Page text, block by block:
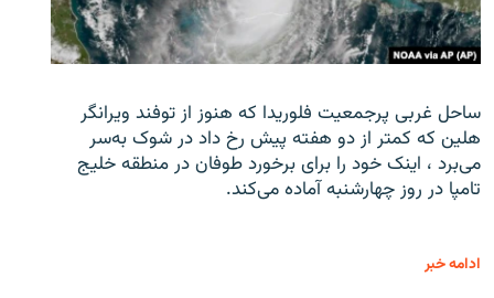
ساحل غربی پرجمعیت فلوریدا که هنوز از توفند ویرانگر
هلین که کمتر از دو هفته پیش رخ داد در شوک به‌سر
می‌برد ، اینک خود را برای برخورد طوفان در منطقه خلیج
تامپا در روز چهارشنبه آماده می‌کند.
ادامه خبر